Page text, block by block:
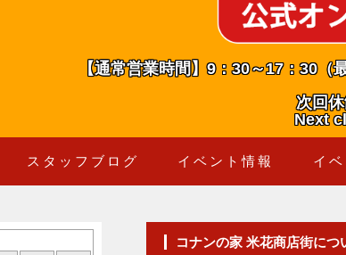
【通常営業時間】9：30～17：
次回
Next
スタッフブログ イベント情報 イ
コナンの家 米花商店街につ